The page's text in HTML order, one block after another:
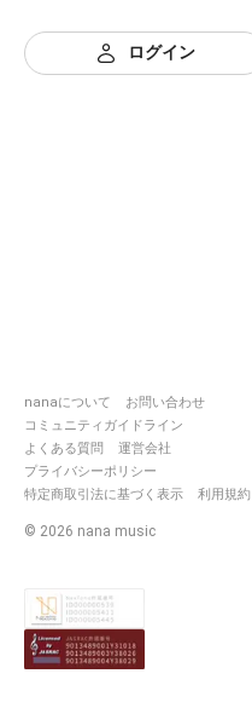
ログイン
nanaについて
お問い合わせ
コミュニティガイドライン
よくある質問
運営会社
プライバシーポリシー
特定商取引法に基づく表示
利用規約
© 2026 nana music